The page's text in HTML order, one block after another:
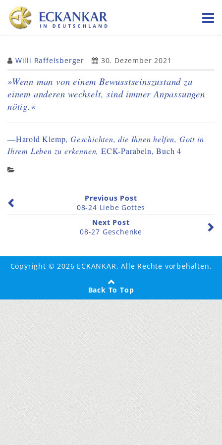
Skip
content
Willi Raffelsberger 30. Dezember 2021
»Wenn man von einem Bewusstseinszustand zu
einem anderen wechselt, sind immer Anpassungen
nötig.«
—Harold Klemp, Geschichten, die Ihnen helfen, Gott in
Ihrem Leben zu erkennen,ECK-Parabeln, Buch 4
Previous Post
08-24 Liebe Gottes
Next Post
08-27 Geschenke
Copyright © 2026 ECKANKAR. Alle Rechte vorbehalten.
Back To Top